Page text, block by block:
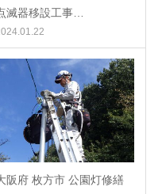
滅器移設工事…
阪府 枚方市 公園灯修繕